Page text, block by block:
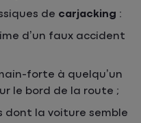
de carjacking :
d’un faux accident
forte à quelqu’un
le bord de la route ;
dont la voiture semble